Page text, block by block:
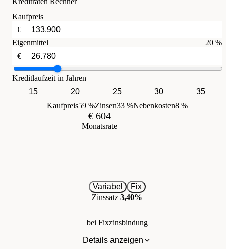
Kaufpreis
€
Eigenmittel
20 %
€
Kreditlaufzeit in Jahren
15
20 25 30
35
Kaufpreis59 %Zinsen33 %Nebenkosten8 %
€ 604
Monatsrate
Variabel
Fix
Zinssatz 3,40%
bei Fixzinsbindung
Details anzeigen